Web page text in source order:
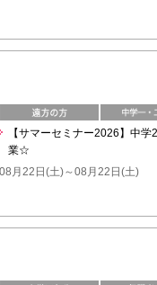
【サマーセミナー2026】中
業☆
08月22日(土)～08月22日(土)